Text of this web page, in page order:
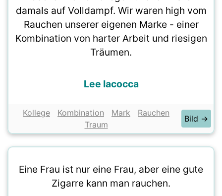
damals auf Volldampf. Wir waren high vom
Rauchen unserer eigenen Marke - einer
Kombination von harter Arbeit und riesigen
Träumen.
Lee Iacocca
Kollege Kombination Mark
Rauchen
Traum
Bild →
Eine Frau ist nur eine Frau, aber eine gute
Zigarre kann man rauchen.